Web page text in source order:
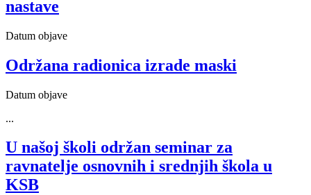
nastave
Datum objave
Održana radionica izrade maski
Datum objave
...
U našoj školi održan seminar za
ravnatelje osnovnih i srednjih škola u
KSB